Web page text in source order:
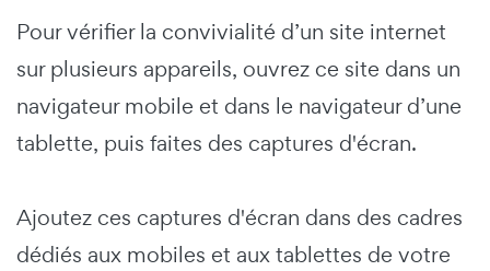
Pour vérifier la convivialité d’un site internet
sur plusieurs appareils, ouvrez ce site dans un
navigateur mobile et dans le navigateur d’une
tablette, puis faites des captures d'écran.
Ajoutez ces captures d'écran dans des cadres
dédiés aux mobiles et aux tablettes de votre